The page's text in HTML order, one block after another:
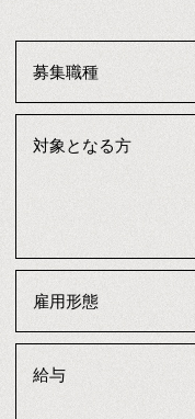
募集職種
対象となる方
雇用形態
給与